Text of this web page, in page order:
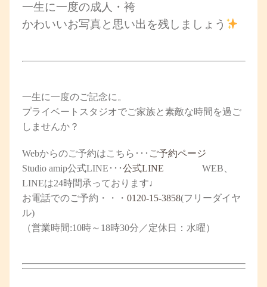
一生に一度の成人・袴
かわいいお写真と思い出を残しましょう
一生に一度のご記念に。
プライベートスタジオでご家族と素敵な時間を過ご
しませんか？
Webからのご予約はこちら ･･･ ご予約ページ
Studio amip公式LINE ･･･公式LINE WEB、
LINEは24時間承っております♩
お電話でのご予約 ・・・ 0120-15-3858(フリーダイヤ
ル)
（営業時間:10時～18時30分／定休日：水曜）